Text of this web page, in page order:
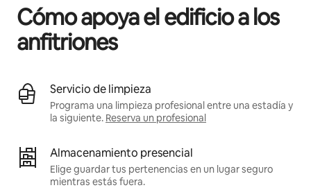
Cómo apoya el edificio a los
anfitriones
Servicio de limpieza
Programa una limpieza profesional entre una estadía y
la siguiente. Reserva un profesional
Almacenamiento presencial
Elige guardar tus pertenencias en un lugar seguro
mientras estás fuera.